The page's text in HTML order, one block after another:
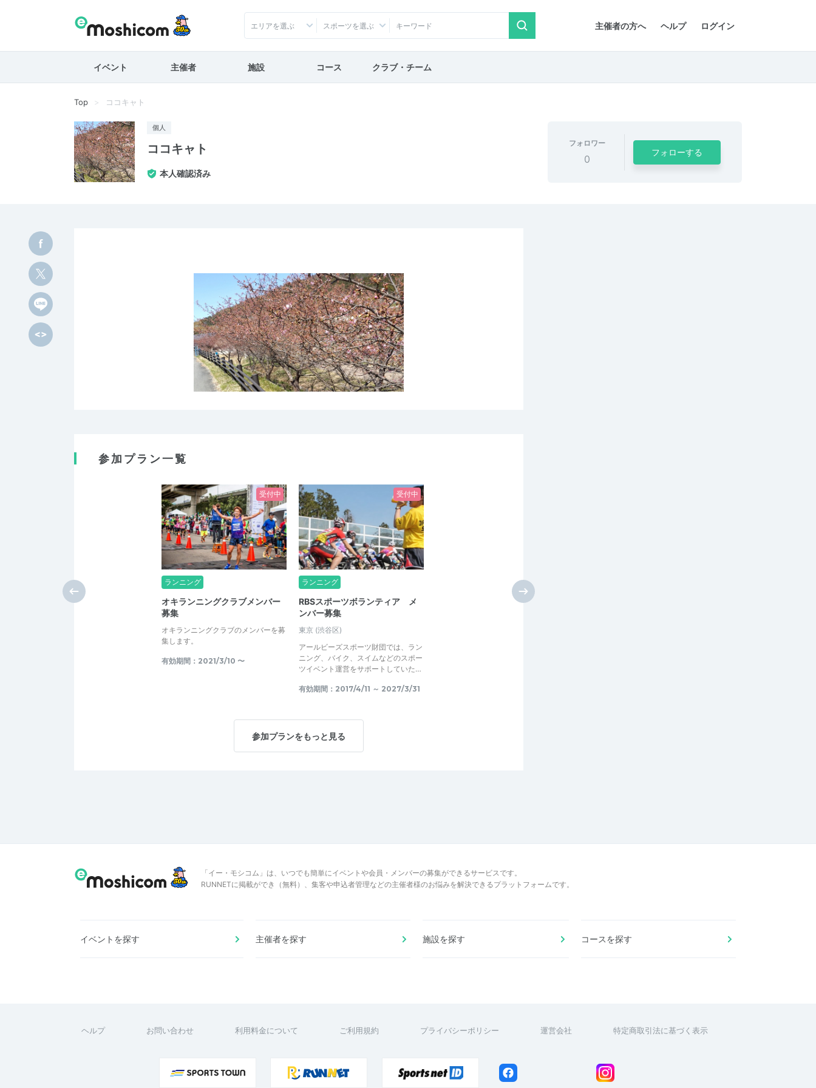
主催者の方へ ヘルプ ログイン
エリアを選ぶ スポーツを選ぶ
イベント 主催者 施設 コース クラブ・チーム
Top ココキャト
個人
ココキャト
本人確認済み
フォロワー
0
フォローする
参加プラン一覧
受付中
ランニング
オキランニングクラブメンバー
募集
オキランニングクラブのメンバーを募
集します。
有効期間：2021/3/10 〜
受付中
ランニング
RBSスポーツボランティア メ
ンバー募集
東京 (渋谷区)
アールビーズスポーツ財団では、ラン
ニング、バイク、スイムなどのスポー
ツイベント運営をサポートしていた…
有効期間：2017/4/11 ～ 2027/3/31
参加プランをもっと見る
「イー・モシコム」は、いつでも簡単にイベントや会員・メンバーの募集ができるサービスです。
RUNNETに掲載ができ（無料）、集客や申込者管理などの主催者様のお悩みを解決できるプラットフォームです。
イベントを探す 主催者を探す 施設を探す コースを探す
ヘルプ お問い合わせ 利用料金について ご利用規約 プライバシーポリシー 運営会社 特定商取引法に基づく表示